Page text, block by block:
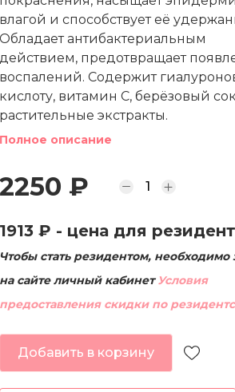
влагой и способствует её
Обладает антибактериальным
действием, предотвращает
воспалений. Содержит
кислоту, витамин С, берёзовый
растительные экстракты.
Полное описание
2250 ₽
1913 ₽ - цена для
Чтобы стать резидентом, необходимо
на сайте личный кабинетУсловия
предоставления скидки по
Добавить в корзину